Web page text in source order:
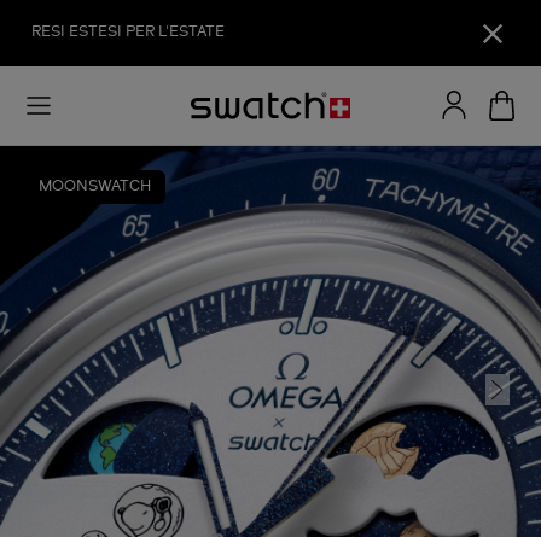
RESI ESTESI PER L'ESTATE
MOONSWATCH